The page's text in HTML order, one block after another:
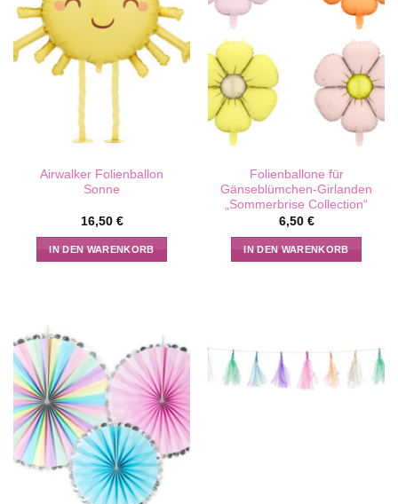
Airwalker Folienballon
Sonne
16,50 €
IN DEN WARENKORB
Folienballone für
Gänseblümchen-Girlanden
„Sommerbrise Collection“
6,50 €
IN DEN WARENKORB